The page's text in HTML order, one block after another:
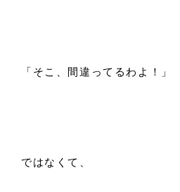
「そこ、間違ってるわよ！」
ではなくて、